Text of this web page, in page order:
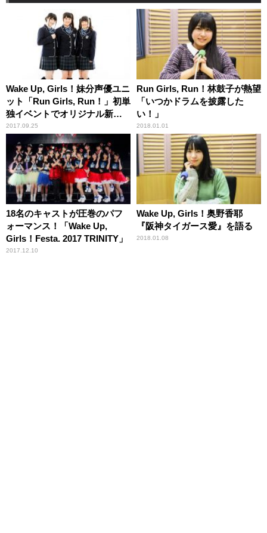
Wake Up, Girls！妹分声優ユニ
ット「Run Girls, Run！」初単
独イベントでオリジナル新曲
「カケル×カケル」を初披露！
2017.09.25
Run Girls, Run！林鼓子が熱望
「いつかドラムを披露した
い！」
2018.01.01
18名のキャストが圧巻のパフ
ォーマンス！「Wake Up,
Girls！Festa. 2017 TRINITY」
2017.12.10
Wake Up, Girls！奥野香耶
『阪神タイガース愛』を語る
2018.01.08